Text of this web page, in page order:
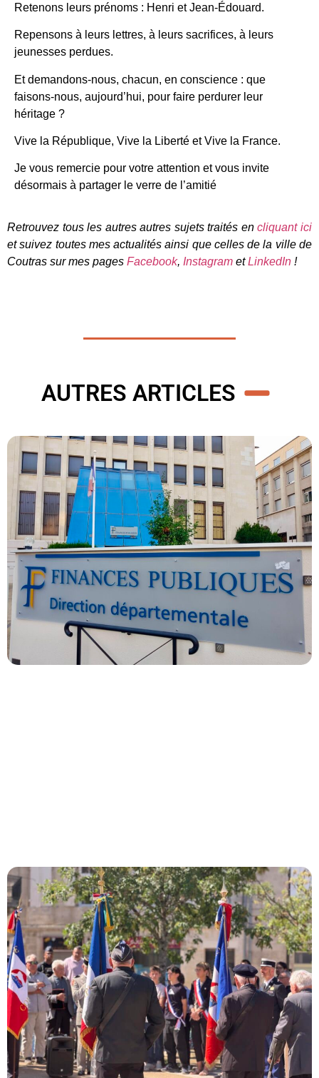
Retenons leurs prénoms : Henri et Jean-Édouard.
Repensons à leurs lettres, à leurs sacrifices, à leurs
jeunesses perdues.
Et demandons-nous, chacun, en conscience : que
faisons-nous, aujourd’hui, pour faire perdurer leur
héritage ?
Vive la République, Vive la Liberté et Vive la France.
Je vous remercie pour votre attention et vous invite
désormais à partager le verre de l’amitié
Retrouvez tous les autres autres sujets traités encliquant ici
et suivez toutes mes actualités ainsi que celles de la ville de
Coutras sur mes pages Facebook, Instagram etLinkedIn !
AUTRES ARTICLES